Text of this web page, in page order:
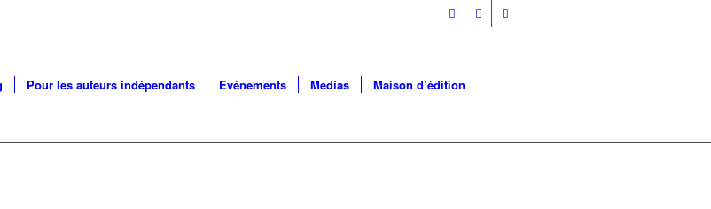
Pour les auteurs indépendants Evénements Medias Maison d’édition